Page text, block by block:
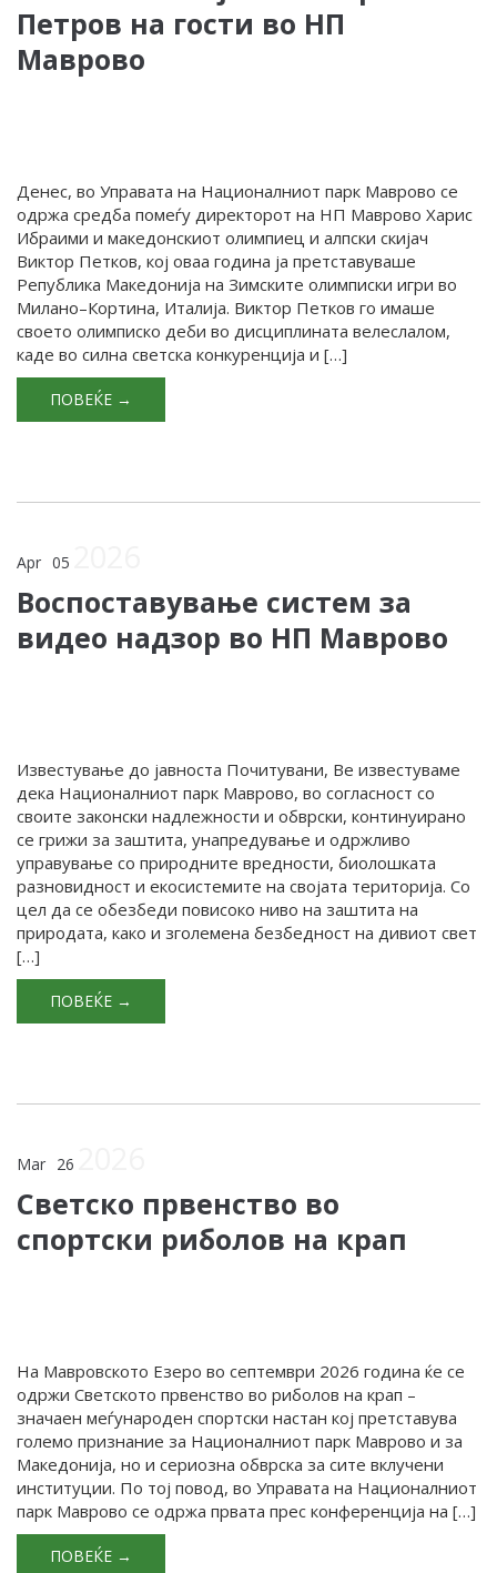
Петров на гости во НП
Маврово
Денес, во Управата на Националниот парк Маврово се
одржа средба помеѓу директорот на НП Маврово Харис
Ибраими и македонскиот олимпиец и алпски скијач
Виктор Петков, кој оваа година ја претставуваше
Република Македонија на Зимските олимписки игри во
Милано–Кортина, Италија. Виктор Петков го имаше
своето олимписко деби во дисциплината велеслалом,
каде во силна светска конкуренција и […]
ПОВЕЌЕ →
Apr 05
Воспоставување систем за
видео надзор во НП Маврово
Известување до јавноста Почитувани, Ве известуваме
дека Националниот парк Маврово, во согласност со
своите законски надлежности и обврски, континуирано
се грижи за заштита, унапредување и одржливо
управување со природните вредности, биолошката
разновидност и екосистемите на својата територија. Со
цел да се обезбеди повисоко ниво на заштита на
природата, како и зголемена безбедност на дивиот свет
[…]
ПОВЕЌЕ →
Mar 26
Светско првенство во
спортски риболов на крап
На Мавровското Езеро во септември 2026 година ќе се
одржи Светското првенство во риболов на крап –
значаен меѓународен спортски настан кој претставува
големо признание за Националниот парк Маврово и за
Македонија, но и сериозна обврска за сите вклучени
институции. По тој повод, во Управата на Националниот
парк Маврово се одржа првата прес конференција на […]
ПОВЕЌЕ →